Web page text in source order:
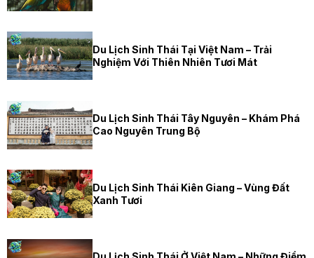
Du Lịch Sinh Thái Tại Việt Nam – Trải
Nghiệm Với Thiên Nhiên Tươi Mát
Du Lịch Sinh Thái Tây Nguyên – Khám Phá
Cao Nguyên Trung Bộ
Du Lịch Sinh Thái Kiên Giang – Vùng Đất
Xanh Tươi